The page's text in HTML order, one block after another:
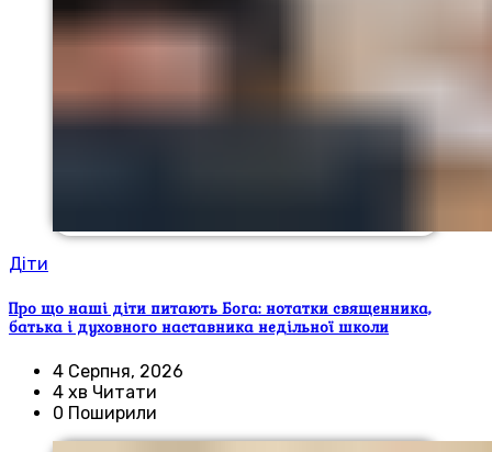
Діти
Про що наші діти питають Бога: нотатки священника,
батька і духовного наставника недільної школи
4 Серпня, 2026
4 хв Читати
0 Поширили